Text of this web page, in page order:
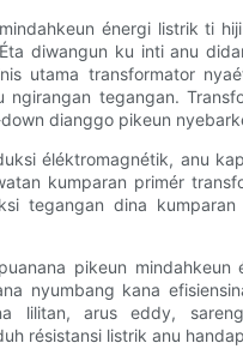
énergi listrik ti
diwangun ku inti anu
utama transformator
tegangan.
dianggo pikeun
éléktromagnétik, anu
kumparan primér
tegangan dina
pikeun
nyumbang kana
lilitan, arus eddy,
résistansi listrik anu